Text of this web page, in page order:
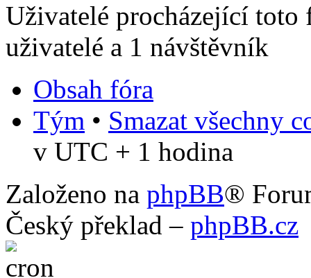
Uživatelé procházející
uživatelé a 1 návštěvník
Obsah fóra
Tým • Smazat všechny
v UTC + 1 hodina
Založeno na phpBB®
Český překlad – phpBB.cz